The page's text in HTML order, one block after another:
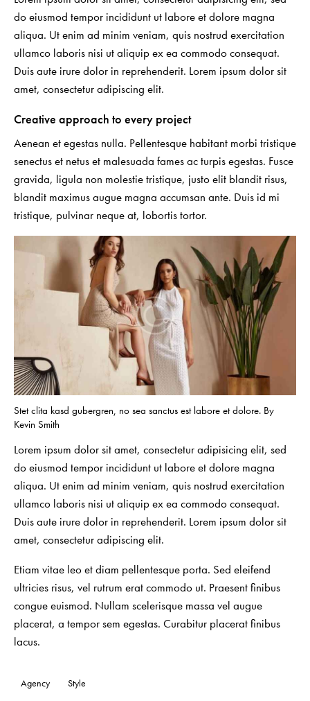
do eiusmod tempor incididunt ut labore et dolore magna
aliqua. Ut enim ad minim veniam, quis nostrud exercitation
ullamco laboris nisi ut aliquip ex ea commodo consequat.
Duis aute irure dolor in reprehenderit. Lorem ipsum dolor sit
amet, consectetur adipiscing elit.
Creative approach to every project
Aenean et egestas nulla. Pellentesque habitant morbi tristique
senectus et netus et malesuada fames ac turpis egestas. Fusce
gravida, ligula non molestie tristique, justo elit blandit risus,
blandit maximus augue magna accumsan ante. Duis id mi
tristique, pulvinar neque at, lobortis tortor.
Stet clita kasd gubergren, no sea sanctus est labore et dolore. By
Kevin Smith
Lorem ipsum dolor sit amet, consectetur adipisicing elit, sed
do eiusmod tempor incididunt ut labore et dolore magna
aliqua. Ut enim ad minim veniam, quis nostrud exercitation
ullamco laboris nisi ut aliquip ex ea commodo consequat.
Duis aute irure dolor in reprehenderit. Lorem ipsum dolor sit
amet, consectetur adipiscing elit.
Etiam vitae leo et diam pellentesque porta. Sed eleifend
ultricies risus, vel rutrum erat commodo ut. Praesent finibus
congue euismod. Nullam scelerisque massa vel augue
placerat, a tempor sem egestas. Curabitur placerat finibus
lacus.
Agency Style